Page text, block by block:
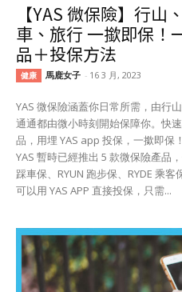
【YAS 微保險】行
車、旅行 一撳即保！
品＋投保方法
健康 馬鹿女子 - 16 3 月, 2023
YAS 微保險涵蓋你日常所需，由行
通通都由微小時刻開始保障你。快
品，用埋 YAS app 投保，一撳即保
YAS 暫時已經推出 5 款微保險產品
踩車保、RYUN 跑步保、RYDE 乘
可以用 YAS APP 直接投保，只需...